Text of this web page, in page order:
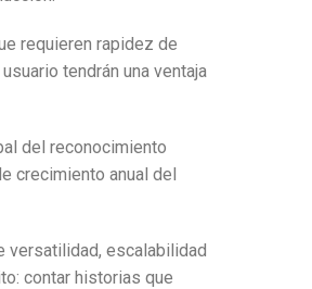
requieren rapidez de
tendrán una ventaja
del reconocimiento
crecimiento anual del
versatilidad, escalabilidad
contar historias que